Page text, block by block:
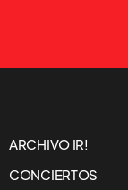
ARCHIVO IR!
CONCIERTOS